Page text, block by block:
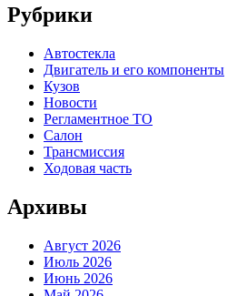
Рубрики
Автостекла
Двигатель и его компоненты
Кузов
Новости
Регламентное ТО
Салон
Трансмиссия
Ходовая часть
Архивы
Август 2026
Июль 2026
Июнь 2026